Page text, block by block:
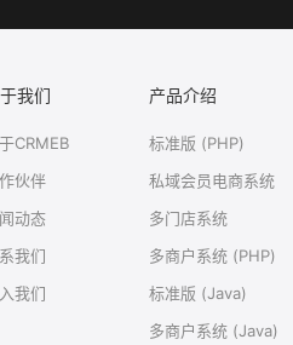
我们
CRMEB
伙伴
动态
我们
我们
产品介绍
标准版 (PHP)
私域会员电商系统
多门店系统
多商户系统 (PHP)
标准版 (Java)
多商户系统 (Java)